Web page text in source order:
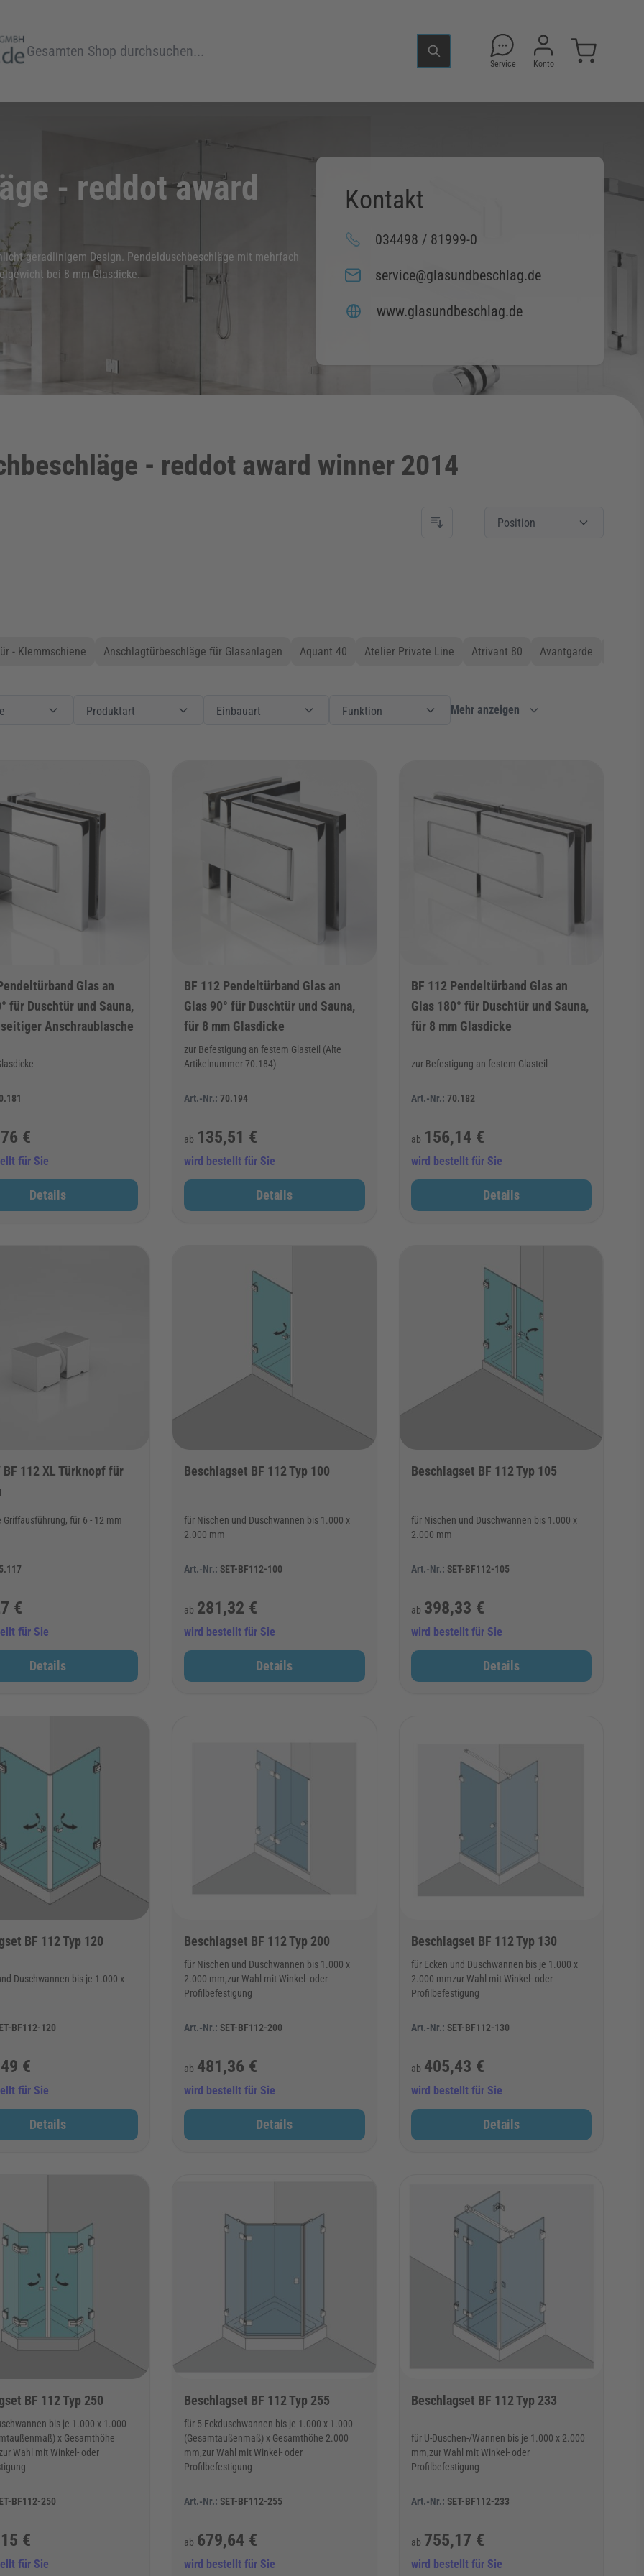
Service Konto
- reddot award
geradlinigem Design. Pendelduschbeschläge mit mehrfach
bei 8 mm Glasdicke.
Kontakt
034498 / 81999-0
service@glasundbeschlag.de
www.glasundbeschlag.de
- reddot award winner 2014
Position
- Klemmschiene Anschlagtürbeschläge für Glasanlagen Aquant 40 Atelier Private Line Atrivant 80 Avantgarde
Produktart Einbauart Funktion
Funktion
Mehr anzeigen
Glas an
für Duschtür und Sauna,
Anschraublasche
€
für Sie
Details
BF 112 Pendeltürband Glas an
Glas 90° für Duschtür und Sauna,
für 8 mm Glasdicke
zur Befestigung an festem Glasteil (Alte
Artikelnummer 70.184)
Art.-Nr.: 70.194
ab 135,51 €
wird bestellt für Sie
Details
BF 112 Pendeltürband Glas an
Glas 180° für Duschtür und Sauna,
für 8 mm Glasdicke
zur Befestigung an festem Glasteil
Art.-Nr.: 70.182
ab 156,14 €
wird bestellt für Sie
Details
BF 112 XL Türknopf für
Griffausführung, für 6 - 12 mm
€
für Sie
Details
Beschlagset BF 112 Typ 100
für Nischen und Duschwannen bis 1.000 x
2.000 mm
Art.-Nr.: SET-BF112-100
ab 281,32 €
wird bestellt für Sie
Details
Beschlagset BF 112 Typ 105
für Nischen und Duschwannen bis 1.000 x
2.000 mm
Art.-Nr.: SET-BF112-105
ab 398,33 €
wird bestellt für Sie
Details
BF 112 Typ 120
Duschwannen bis je 1.000 x
BF112-120
€
für Sie
Details
Beschlagset BF 112 Typ 200
für Nischen und Duschwannen bis 1.000 x
2.000 mm,zur Wahl mit Winkel- oder
Profilbefestigung
Art.-Nr.: SET-BF112-200
ab 481,36 €
wird bestellt für Sie
Details
Beschlagset BF 112 Typ 130
für Ecken und Duschwannen bis je 1.000 x
2.000 mmzur Wahl mit Winkel- oder
Profilbefestigung
Art.-Nr.: SET-BF112-130
ab 405,43 €
wird bestellt für Sie
Details
BF 112 Typ 250
bis je 1.000 x 1.000
x Gesamthöhe
Wahl mit Winkel- oder
BF112-250
€
für Sie
Beschlagset BF 112 Typ 255
für 5-Eckduschwannen bis je 1.000 x 1.000
(Gesamtaußenmaß) x Gesamthöhe 2.000
mm,zur Wahl mit Winkel- oder
Profilbefestigung
Art.-Nr.: SET-BF112-255
ab 679,64 €
wird bestellt für Sie
Beschlagset BF 112 Typ 233
für U-Duschen-/Wannen bis je 1.000 x 2.000
mm,zur Wahl mit Winkel- oder
Profilbefestigung
Art.-Nr.: SET-BF112-233
ab 755,17 €
wird bestellt für Sie